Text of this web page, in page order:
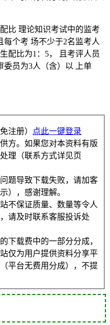
比 理论知识考试中的监考
每个考 场不少于2名监考人
配比为1：5， 且考评人员
委员为3人（含）以 上单
注册）
点此一键登录
方。如果您对本资料有版
理（联系方式详见页
题导致下载失败，请加客
），感谢理解。
不保证质量、数量等令人
请及时联系客服投诉处
下载费中的一部分分成，
仅为用户提供资料分享平
平台无费用分成），不提